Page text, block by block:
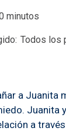
minutos
Todos los
a Juanita
Juanita
a